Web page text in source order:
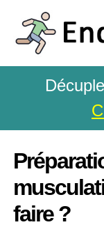
faire ?